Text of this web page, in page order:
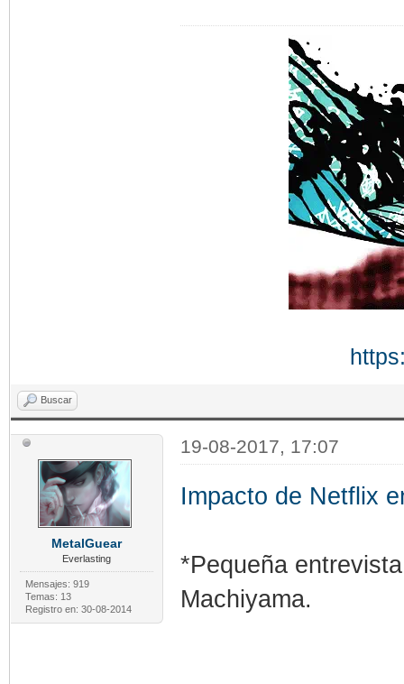
Buscar
MetalGuear
Everlasting
Mensajes: 919
Temas: 13
Registro en: 30-08-2014
19-08-2017, 17:07
Impacto de Netflix
*Pequeña
Machiyama.